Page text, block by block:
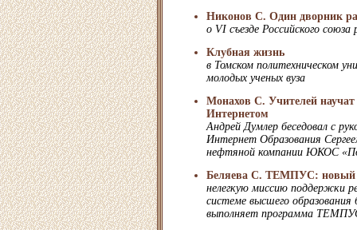
Никонов С. Один дворник
о VI съезде Российского союза
Клубная жизнь
в Томском политехническом
молодых ученых вуза
Монахов С. Учителей научат
Интернетом
Андрей Думлер беседовал с
Интернет Образования
нефтяной компании ЮКОС
Беляева С. ТЕМПУС: новый
нелегкую миссию поддержки
системе высшего образования
выполняет программа